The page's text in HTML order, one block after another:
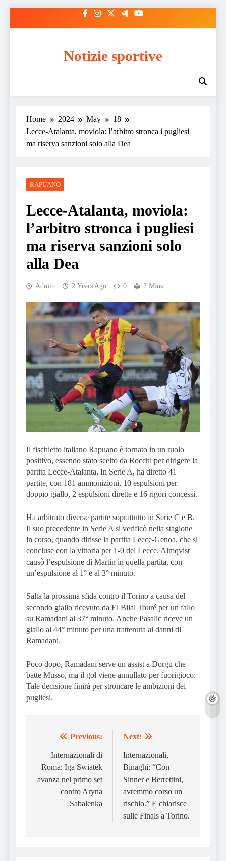
Notizie sportive
Home 2024 May
18
Lecce-Atalanta, moviola: l’arbitro stronca i pugliesi
ma riserva sanzioni solo alla Dea
RAPUANO
Lecce-Atalanta, moviola:
l’arbitro stronca i pugliesi
ma riserva sanzioni solo
alla Dea
Admin 2 Years Ago 0 2 Mins
Il fischietto italiano Rapuano è tornato in un ruolo
positivo, essendo stato scelto da Rocchi per dirigere la
partita Lecce-Atalanta. In Serie A, ha diretto 41
partite, con 181 ammonizioni, 10 espulsioni per
doppio giallo, 2 espulsioni dirette e 16 rigori concessi.
Ha arbitrato diverse partite soprattutto in Serie C e B.
Il suo precedente in Serie A si verificò nella stagione
in corso, quando dirisse la partita Lecce-Genoa, che si
concluse con la vittoria per 1-0 del Lecce. Almqvist
causò l’espulsione di Martin in quella partita, con
un’espulsione al 1° e al 3° minuto.
Salta la prossima sfida contro il Torino a causa del
secondo giallo ricevuto da El Bilal Touré per un fallo
su Ramadani al 37° minuto. Anche Pasalic riceve un
giallo al 44° minuto per una trattenuta ai danni di
Ramadani.
Poco dopo, Ramadani serve un assist a Dorgu che
batte Musso, ma il gol viene annullato per fuorigioco.
Tale decisione finirà per stroncare le ambizioni dei
pugliesi.
navigation
Previous:
Internazionali di
Roma: Iga Swiatek
avanza nel primo set
contro Aryna
Sabalenka
Next:
Internazionali,
Binaghi: “Con
Sinner e Berrettini,
avremmo corso un
rischio.” E chiarisce
sulle Finals a Torino.